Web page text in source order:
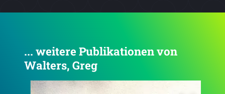
... weitere Publikationen von
Walters, Greg